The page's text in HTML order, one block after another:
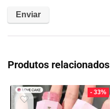
Produtos relacionados
- 33%